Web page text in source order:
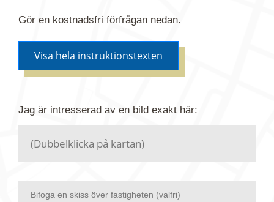
Gör en kostnadsfri förfrågan nedan.
Visa hela instruktionstexten
förfrågan. Vi har flera miljoner bilder i vårt arkiv
Jag är intresserad av en bild exakt här:
Bifoga en skiss över fastigheten (valfri)